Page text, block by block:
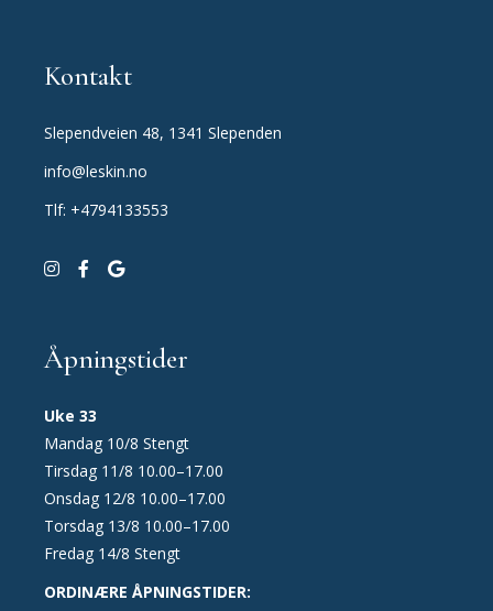
Kontakt
Slependveien 48, 1341 Slependen
info@leskin.no
Tlf: +4794133553
Åpningstider
Uke 33
Mandag 10/8 Stengt
Tirsdag 11/8 10.00–17.00
Onsdag 12/8 10.00–17.00
Torsdag 13/8 10.00–17.00
Fredag 14/8 Stengt
ORDINÆRE ÅPNINGSTIDER: